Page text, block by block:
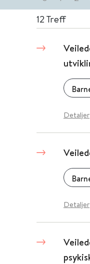
12 Treff
Detaljer
Detaljer